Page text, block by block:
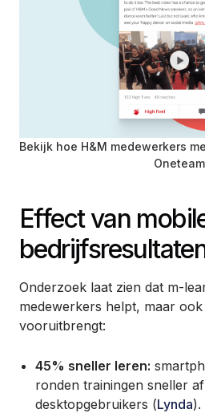
Bekijk hoe H&M medewerkers
Oneteam
Effect van
Onderzoek laat zien dat m-
medewerkers helpt, maar ook
vooruitbrengt:
45% sneller leren:
ronden trainingen sneller
desktopgebruikers (Lynda).